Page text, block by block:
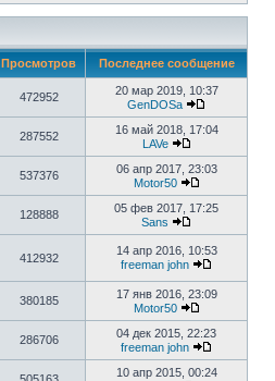
Просмотров Последнее сообщение
472952
20 мар 2019, 10:37
GenDOSa
287552
16 май 2018, 17:04
LAVe
537376
06 апр 2017, 23:03
Motor50
128888
05 фев 2017, 17:25
Sans
412932
14 апр 2016, 10:53
freeman john
380185
17 янв 2016, 23:09
Motor50
286706
04 дек 2015, 22:23
freeman john
10 апр 2015, 00:24